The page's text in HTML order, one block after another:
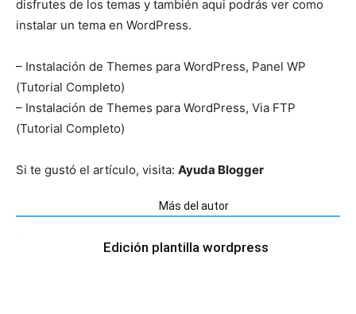
disfrutes de los temas y también aqui podrás ver como
instalar un tema en WordPress.
– Instalación de Themes para WordPress, Panel WP
(Tutorial Completo)
– Instalación de Themes para WordPress, Via FTP
(Tutorial Completo)
Si te gustó el artículo, visita: Ayuda Blogger
Más del autor
Edición plantilla wordpress